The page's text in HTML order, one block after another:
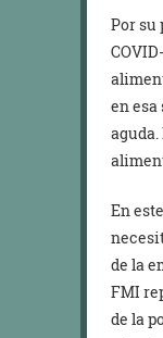
Por su
en
En
de la
FMI
de la